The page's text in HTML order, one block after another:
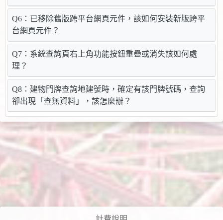
Q6：已移除舊版跨平台網頁元件，該如何安裝新版跨平
台網頁元件？
Q7：系統查詢頁右上角功能按鈕重疊或消失該如何處
理？
Q8：建物門牌查詢地建號時，確定有該門牌號碼，查詢
卻出現「查無資料」，該怎麼辦？